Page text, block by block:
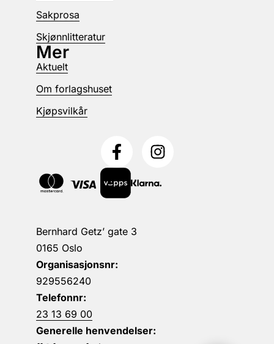
Bernhard Getz’ gate 3
0165 Oslo
Organisasjonsnr:
929556240
Telefonnr:
23 13 69 00
Generelle henvendelser:
Sakprosa
Skjønnlitteratur
Mer
Aktuelt
Om forlagshuset
Kjøpsvilkår